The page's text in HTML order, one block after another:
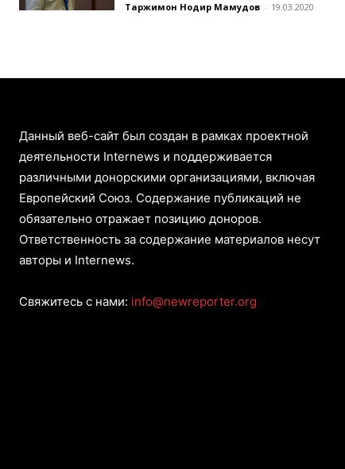
Таржимон Нодир Маҳмудов - 19.03.2020
Данный веб-сайт был создан в рамках проектной
деятельности Internews и поддерживается
различными донорскими организациями, включая
Европейский Союз. Содержание публикаций не
обязательно отражает позицию доноров.
Ответственность за содержание материалов несут
авторы и Internews.
Свяжитесь с нами: info@newreporter.org